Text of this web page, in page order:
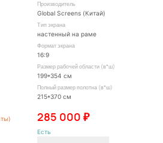
Производитель
Global Screens (Китай)
Тип экрана
настенный на раме
Формат экрана
16:9
Размер рабочей области (в*ш)
199*354 см
Полный размер полотна (в*ш)
215*370 см
285 000 ₽
Есть